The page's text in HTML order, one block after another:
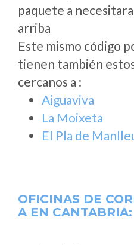
paquete a
arriba
Este mismo código
tienen también
cercanos a :
Aiguaviva
La Moixeta
El Pla de
OFICINAS DE
A EN CANTABRIA: